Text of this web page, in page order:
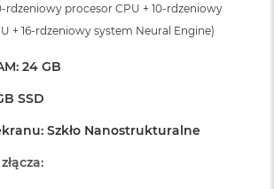
rdzeniowy procesor CPU + 10-rdzeniowy
+ 16-rdzeniowy system Neural Engine)
24 GB
SSD
Szkło Nanostrukturalne